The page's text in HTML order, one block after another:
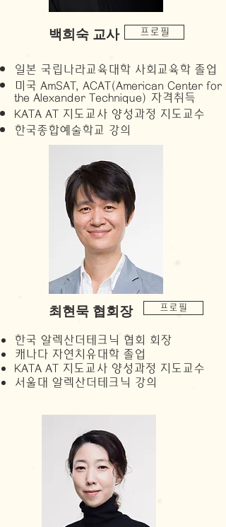
​백희숙 교사 프로필
일본 국립나라교육대학 사회교육학 졸업
미국 AmSAT, ACAT(American Center for
the Alexander Technique) 자격취득
KATA AT 지도교사 양성과정 지도교수
한국종합예술학교 강의
최현묵 협회장 프로필
한국 알렉산더테크닉​ 협회 회장
캐나다 자연치유대학 졸업
KATA AT 지도교사 양성과정 지도교수
​서울대 알렉산더테크닉 강의